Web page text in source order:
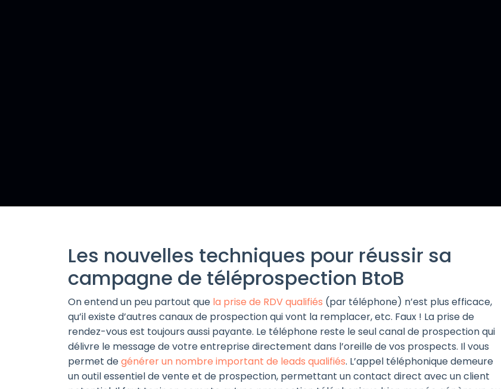
Les nouvelles techniques pour réussir sa
campagne de téléprospection BtoB
On entend un peu partout que la prise de RDV qualifiés (par téléphone) n’est plus efficace,
qu’il existe d’autres canaux de prospection qui vont la remplacer, etc. Faux ! La prise de
rendez-vous est toujours aussi payante. Le téléphone reste le seul canal de prospection qui
délivre le message de votre entreprise directement dans l’oreille de vos prospects. Il vous
permet degénérer un nombre important de leads qualifiés. L’appel téléphonique demeure
un outil essentiel de vente et de prospection, permettant un contact direct avec un client